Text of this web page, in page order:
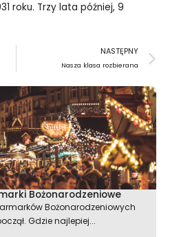
roku. Trzy lata później, 9
NASTĘPNY
Nasza klasa rozbierana
Bożonarodzeniowe
Bożonarodzeniowych
Gdzie najlepiej...